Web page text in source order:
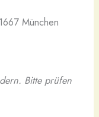
München
Bitte prüfen